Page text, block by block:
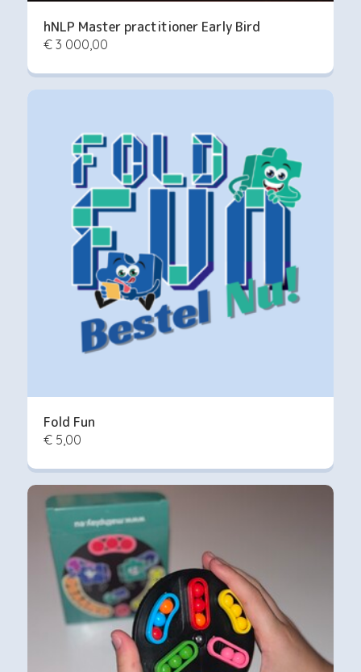
hNLP Master practitioner Early Bird
€ 3 000,00
Fold Fun
€ 5,00